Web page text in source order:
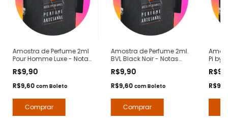
Amostra de Perfume 2ml
Pour Homme Luxe - Notas
Contratipos Premium -
Arte 1 Perfumes
R$9,90
R$9,60 comBoleto
Amostra de Perfume 2ml.
BVL Black Noir - Notas
Contratipos Premium -
Arte 1 Perfumes
R$9,90
R$9,60 comBoleto
Pi by